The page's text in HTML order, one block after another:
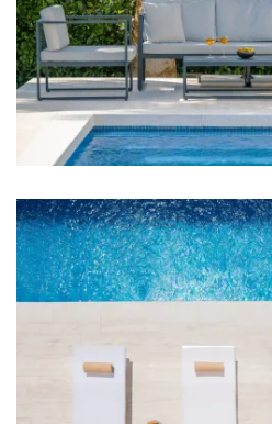
Kuhalo za vodu
Toster
Perilica suđa
Aparat za kavu
Posuđe
Hranilica